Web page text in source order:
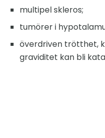
multipel skleros;
tumörer i
överdriven trötthet,
graviditet kan bli